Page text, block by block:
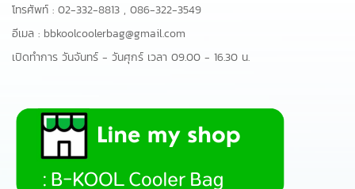
โทรศัพท์ : 02-332-8813 , 086-322-3549
อีเมล : bbkoolcoolerbag@gmail.com
เปิดทำการ วันจันทร์ - วันศุกร์ เวลา 09.00 - 16.30 น.